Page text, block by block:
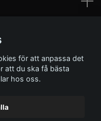
för att anpassa det
att du ska få bästa
hos oss.